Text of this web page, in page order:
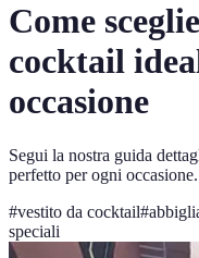
Come
cocktail
occasione
Segui la nostra guida
perfetto per ogni
#vestito da cocktail#
speciali